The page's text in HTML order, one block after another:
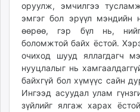
оруулж, эмчилгээ
эмгэг бол эрүүл мэндийн
өөрөө, гэр бүл нь,
боломжтой байх ёстой.
очиход шууд яллагдагч
нууцлалыг нь
байхгүй бол хүмүүс сайн
Ингээд асуудал улам
зүйлийг ялгаж харах